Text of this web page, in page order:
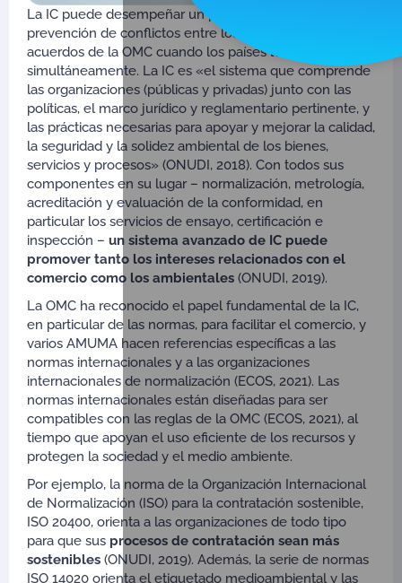
La IC puede desempeñar un papel esencial en la
prevención de conflictos entre los AMUMA y los
acuerdos de la OMC cuando los países los aplican
simultáneamente. La IC es «el sistema que comprende
las organizaciones (públicas y privadas) junto con las
políticas, el marco jurídico y reglamentario pertinente, y
las prácticas necesarias para apoyar y mejorar la calidad,
la seguridad y la solidez ambiental de los bienes,
servicios y procesos» (ONUDI, 2018). Con todos sus
componentes en su lugar – normalización, metrología,
acreditación y evaluación de la conformidad, en
particular los servicios de ensayo, certificación e
inspección – un sistema avanzado de IC puede
promover tanto los intereses relacionados con el
comercio como los ambientales (ONUDI, 2019).
La OMC ha reconocido el papel fundamental de la IC,
en particular de las normas, para facilitar el comercio, y
varios AMUMA hacen referencias específicas a las
normas internacionales y a las organizaciones
internacionales de normalización (ECOS, 2021). Las
normas internacionales están diseñadas para ser
compatibles con las reglas de la OMC (ECOS, 2021), al
tiempo que apoyan el uso eficiente de los recursos y
protegen la sociedad y el medio ambiente.
Por ejemplo, la norma de la Organización Internacional
de Normalización (ISO) para la contratación sostenible,
ISO 20400, orienta a las organizaciones de todo tipo
para que sus procesos de contratación sean más
sostenibles (ONUDI, 2019). Además, la serie de normas
ISO 14020 orienta el etiquetado medioambiental y las